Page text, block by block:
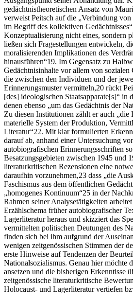
gedächtnistheoretischen Ansatz von
verweist Peitsch auf die „Verbindung
im Begriff des kollektiven Gedächtnisses“
Konzeptualisierung nicht eines, sondern
ließen sich Fragestellungen entwickeln,
moralisierenden Implikationen des
hinausführen“19. Im Gegensatz zu
Gedächtnisinhalte vor allem von sozialen
die zwischen den Individuen und der
Erinnerungsmuster vermitteln,20 rückt
[des] ideologischen Staatsapparate[s]“ in
denen ebenso „um das Gedächtnis der
Zu diesen Institutionen zählt er auch „die
materielle System der Produktion,
Literatur“22. Mit klar formulierten
darauf ab, anhand einer Untersuchung
autobiografischen Erinnerungsschriften
Besatzungsgebieten zwischen 1945 und
literaturkritischen Rezensionen eine
daraufhin vorzunehmen,23 dass „die
Faschismus aus dem öffentlichen
„homogenes Kontinuum“25 in der
Rahmen seiner Analysetätigkeiten
Erzählschema früher autobiografischer
Lagerliteratur heraus und skizziert das
vermittelten politischen Deutungen des
finden sich bei ihm aufgrund der
wenigen zeitgenössischen Stimmen der
erste Hinweise auf Tendenzen der
Nationalsozialismus. Genau hier möchte
ansetzen und die bisherigen Erkenntisse
zeitgenössische literaturkritische
Holocaust- und Lagerliteratur vertiefen